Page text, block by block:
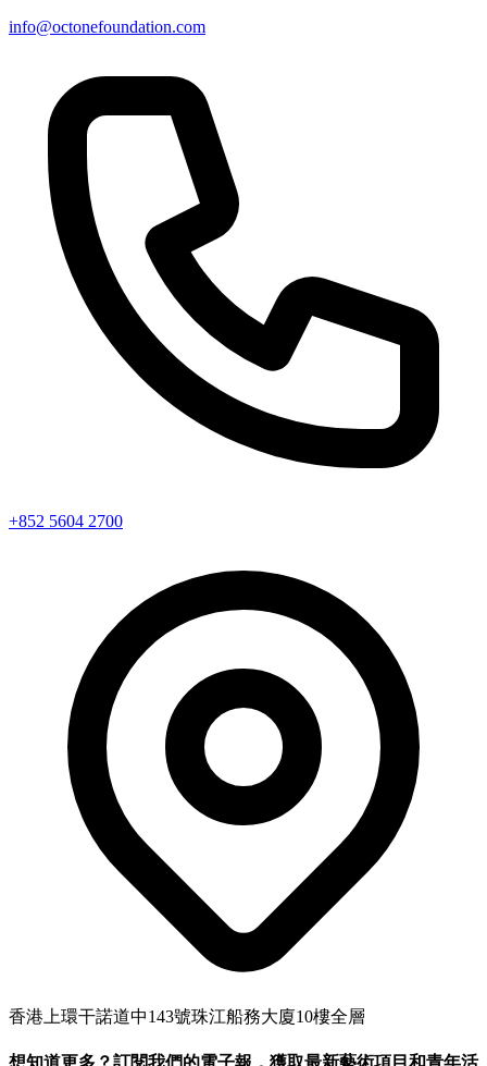
info@octonefoundation.com
+852 5604 2700
香港上環干諾道中143號珠江船務大廈10樓全層
想知道更多？訂閱我們的電子報，獲取最新藝術項目和青年活